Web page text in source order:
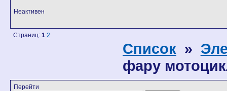
Неактивен
Страниц: 1 2
Список »
фару
Перейти